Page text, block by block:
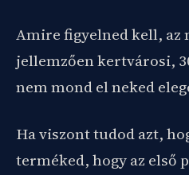
Amire figyelned kell, az
jellemzően kertvárosi,
nem mond el neked
Ha viszont tudod azt,
terméked, hogy az első